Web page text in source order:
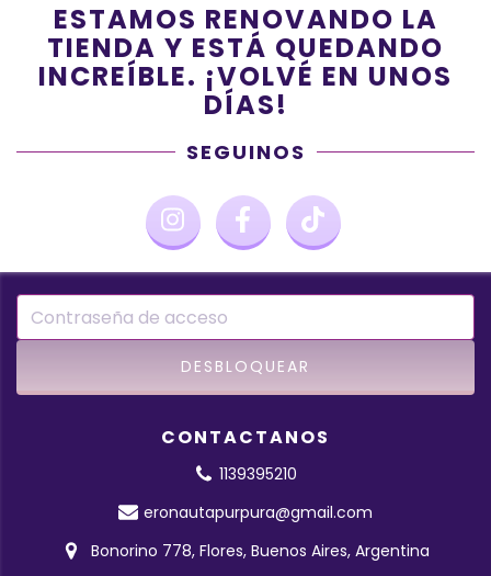
ESTAMOS RENOVANDO LA
TIENDA Y ESTÁ QUEDANDO
INCREÍBLE. ¡VOLVÉ EN UNOS
DÍAS!
SEGUINOS
CONTACTANOS
1139395210
eronautapurpura@gmail.com
Bonorino 778, Flores, Buenos Aires, Argentina